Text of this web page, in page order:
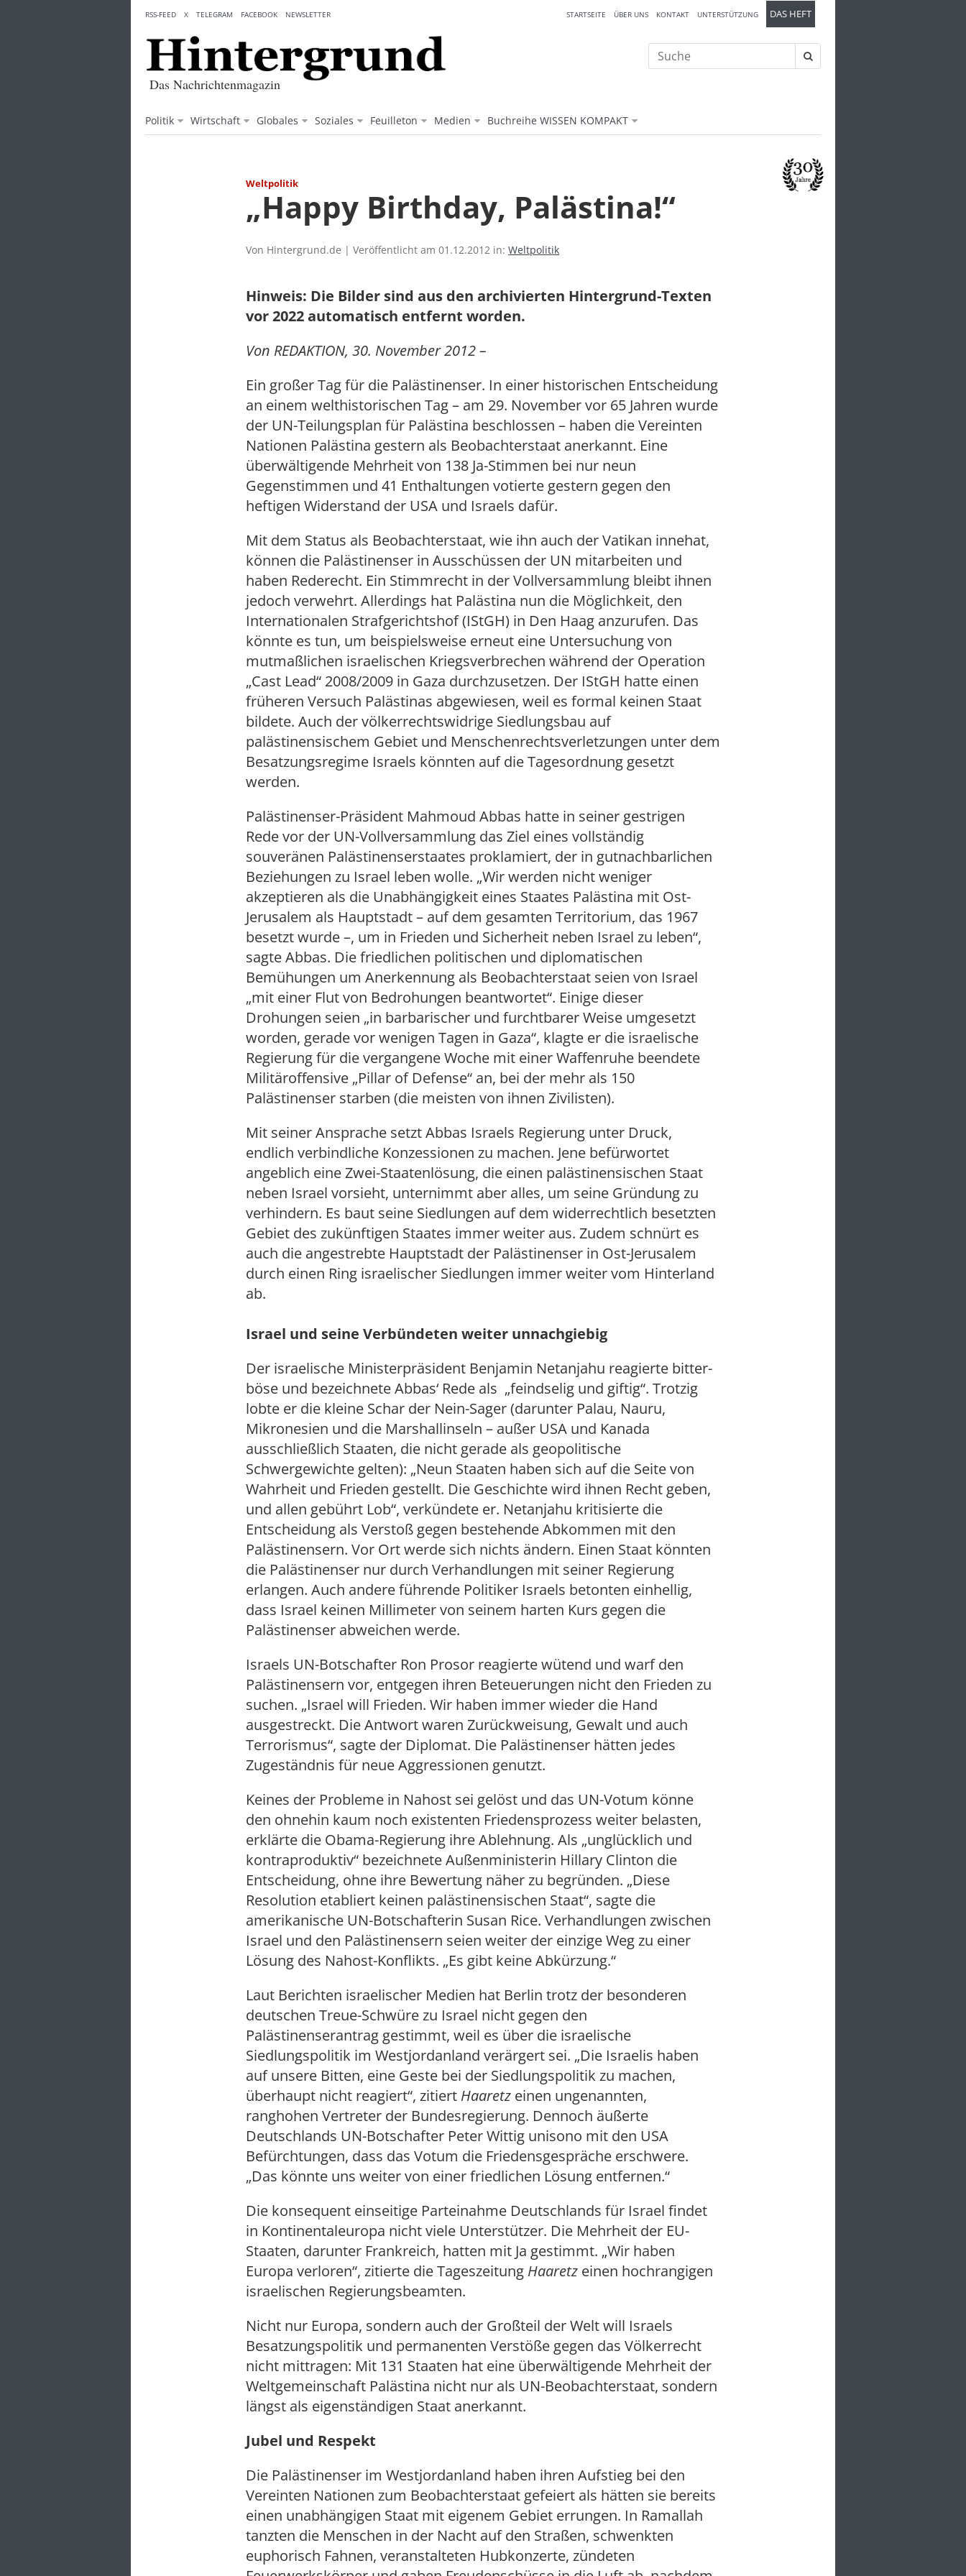
content
Das Nachrichtenmagazin
Politik Wirtschaft Globales Soziales Feuilleton Medien Buchreihe WISSEN KOMPAKT
STARTSEITE ÜBER UNS KONTAKT UNTERSTÜTZUNG DAS HEFT
RSS-FEED X TELEGRAM FACEBOOK NEWSLETTER
Suche
nach:
Weltpolitik
„Happy Birthday, Palästina!“
Von Hintergrund.de | Veröffentlicht am 01.12.2012 in: Weltpolitik
Hinweis: Die Bilder sind aus den archivierten Hintergrund-Texten
vor 2022 automatisch entfernt worden.
Von REDAKTION, 30. November 2012 –
Ein großer Tag für die Palästinenser. In einer historischen Entscheidung
an einem welthistorischen Tag – am 29. November vor 65 Jahren wurde
der UN-Teilungsplan für Palästina beschlossen – haben die Vereinten
Nationen Palästina gestern als Beobachterstaat anerkannt. Eine
überwältigende Mehrheit von 138 Ja-Stimmen bei nur neun
Gegenstimmen und 41 Enthaltungen votierte gestern gegen den
heftigen Widerstand der USA und Israels dafür.
Mit dem Status als Beobachterstaat, wie ihn auch der Vatikan innehat,
können die Palästinenser in Ausschüssen der UN mitarbeiten und
haben Rederecht. Ein Stimmrecht in der Vollversammlung bleibt ihnen
jedoch verwehrt. Allerdings hat Palästina nun die Möglichkeit, den
Internationalen Strafgerichtshof (IStGH) in Den Haag anzurufen. Das
könnte es tun, um beispielsweise erneut eine Untersuchung von
mutmaßlichen israelischen Kriegsverbrechen während der Operation
„Cast Lead“ 2008/2009 in Gaza durchzusetzen. Der IStGH hatte einen
früheren Versuch Palästinas abgewiesen, weil es formal keinen Staat
bildete. Auch der völkerrechtswidrige Siedlungsbau auf
palästinensischem Gebiet und Menschenrechtsverletzungen unter dem
Besatzungsregime Israels könnten auf die Tagesordnung gesetzt
werden.
Palästinenser-Präsident Mahmoud Abbas hatte in seiner gestrigen
Rede vor der UN-Vollversammlung das Ziel eines vollständig
souveränen Palästinenserstaates proklamiert, der in gutnachbarlichen
Beziehungen zu Israel leben wolle. „Wir werden nicht weniger
akzeptieren als die Unabhängigkeit eines Staates Palästina mit Ost-
Jerusalem als Hauptstadt – auf dem gesamten Territorium, das 1967
besetzt wurde –, um in Frieden und Sicherheit neben Israel zu leben“,
sagte Abbas. Die friedlichen politischen und diplomatischen
Bemühungen um Anerkennung als Beobachterstaat seien von Israel
„mit einer Flut von Bedrohungen beantwortet“. Einige dieser
Drohungen seien „in barbarischer und furchtbarer Weise umgesetzt
worden, gerade vor wenigen Tagen in Gaza“, klagte er die israelische
Regierung für die vergangene Woche mit einer Waffenruhe beendete
Militäroffensive „Pillar of Defense“ an, bei der mehr als 150
Palästinenser starben (die meisten von ihnen Zivilisten).
Mit seiner Ansprache setzt Abbas Israels Regierung unter Druck,
endlich verbindliche Konzessionen zu machen. Jene befürwortet
angeblich eine Zwei-Staatenlösung, die einen palästinensischen Staat
neben Israel vorsieht, unternimmt aber alles, um seine Gründung zu
verhindern. Es baut seine Siedlungen auf dem widerrechtlich besetzten
Gebiet des zukünftigen Staates immer weiter aus. Zudem schnürt es
auch die angestrebte Hauptstadt der Palästinenser in Ost-Jerusalem
durch einen Ring israelischer Siedlungen immer weiter vom Hinterland
ab.
Israel und seine Verbündeten weiter unnachgiebig
Der israelische Ministerpräsident Benjamin Netanjahu reagierte bitter-
böse und bezeichnete Abbas‘ Rede als „feindselig und giftig“. Trotzig
lobte er die kleine Schar der Nein-Sager (darunter Palau, Nauru,
Mikronesien und die Marshallinseln – außer USA und Kanada
ausschließlich Staaten, die nicht gerade als geopolitische
Schwergewichte gelten): „Neun Staaten haben sich auf die Seite von
Wahrheit und Frieden gestellt. Die Geschichte wird ihnen Recht geben,
und allen gebührt Lob“, verkündete er. Netanjahu kritisierte die
Entscheidung als Verstoß gegen bestehende Abkommen mit den
Palästinensern. Vor Ort werde sich nichts ändern. Einen Staat könnten
die Palästinenser nur durch Verhandlungen mit seiner Regierung
erlangen. Auch andere führende Politiker Israels betonten einhellig,
dass Israel keinen Millimeter von seinem harten Kurs gegen die
Palästinenser abweichen werde.
Israels UN-Botschafter Ron Prosor reagierte wütend und warf den
Palästinensern vor, entgegen ihren Beteuerungen nicht den Frieden zu
suchen. „Israel will Frieden. Wir haben immer wieder die Hand
ausgestreckt. Die Antwort waren Zurückweisung, Gewalt und auch
Terrorismus“, sagte der Diplomat. Die Palästinenser hätten jedes
Zugeständnis für neue Aggressionen genutzt.
Keines der Probleme in Nahost sei gelöst und das UN-Votum könne
den ohnehin kaum noch existenten Friedensprozess weiter belasten,
erklärte die Obama-Regierung ihre Ablehnung. Als „unglücklich und
kontraproduktiv“ bezeichnete Außenministerin Hillary Clinton die
Entscheidung, ohne ihre Bewertung näher zu begründen. „Diese
Resolution etabliert keinen palästinensischen Staat“, sagte die
amerikanische UN-Botschafterin Susan Rice. Verhandlungen zwischen
Israel und den Palästinensern seien weiter der einzige Weg zu einer
Lösung des Nahost-Konflikts. „Es gibt keine Abkürzung.“
Laut Berichten israelischer Medien hat Berlin trotz der besonderen
deutschen Treue-Schwüre zu Israel nicht gegen den
Palästinenserantrag gestimmt, weil es über die israelische
Siedlungspolitik im Westjordanland verärgert sei. „Die Israelis haben
auf unsere Bitten, eine Geste bei der Siedlungspolitik zu machen,
überhaupt nicht reagiert“, zitiert Haaretz einen ungenannten,
ranghohen Vertreter der Bundesregierung. Dennoch äußerte
Deutschlands UN-Botschafter Peter Wittig unisono mit den USA
Befürchtungen, dass das Votum die Friedensgespräche erschwere.
„Das könnte uns weiter von einer friedlichen Lösung entfernen.“
Die konsequent einseitige Parteinahme Deutschlands für Israel findet
in Kontinentaleuropa nicht viele Unterstützer. Die Mehrheit der EU-
Staaten, darunter Frankreich, hatten mit Ja gestimmt. „Wir haben
Europa verloren“, zitierte die Tageszeitung Haaretz einen hochrangigen
israelischen Regierungsbeamten.
Nicht nur Europa, sondern auch der Großteil der Welt will Israels
Besatzungspolitik und permanenten Verstöße gegen das Völkerrecht
nicht mittragen: Mit 131 Staaten hat eine überwältigende Mehrheit der
Weltgemeinschaft Palästina nicht nur als UN-Beobachterstaat, sondern
längst als eigenständigen Staat anerkannt.
Jubel und Respekt
Die Palästinenser im Westjordanland haben ihren Aufstieg bei den
Vereinten Nationen zum Beobachterstaat gefeiert als hätten sie bereits
einen unabhängigen Staat mit eigenem Gebiet errungen. In Ramallah
tanzten die Menschen in der Nacht auf den Straßen, schwenkten
euphorisch Fahnen, veranstalteten Hubkonzerte, zündeten